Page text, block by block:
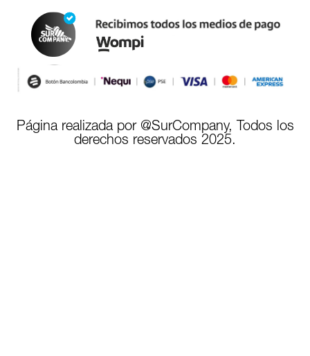
Página realizada por @SurCompany, Todos los
derechos reservados 2025.